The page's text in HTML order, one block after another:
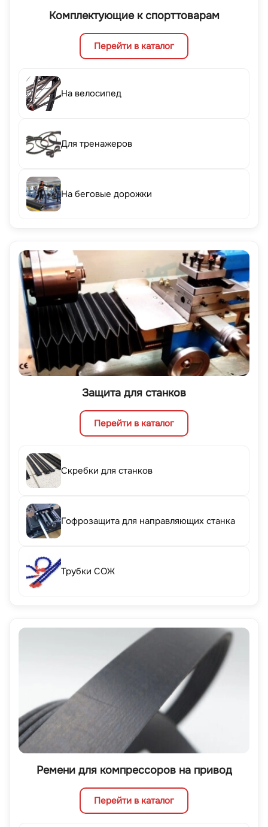
Комплектующие к спорттоварам
Перейти в каталог
На велосипед
Для тренажеров
На беговые дорожки
Защита для станков
Перейти в каталог
Скребки для станков
Гофрозащита для направляющих станка
Трубки СОЖ
Ремени для компрессоров на привод
Перейти в каталог